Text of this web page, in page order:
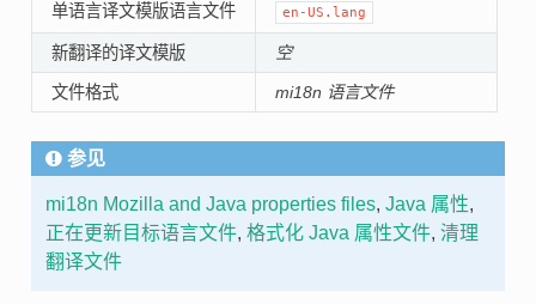
单语言译文模版语言文件 en-US.lang
新翻译的译文模版 空
文件格式 mi18n 语言文件
参见
mi18n Mozilla and Java properties files, Java 属性,
正在更新目标语言文件, 格式化 Java 属性文件, 清理
翻译文件